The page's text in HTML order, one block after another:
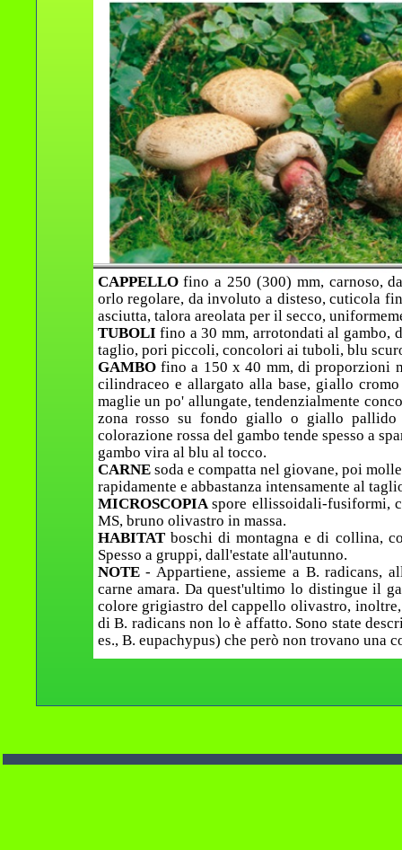
CAPPELLOfino a 250 (300) mm, carnoso,
orlo regolare, da involuto a disteso, cuticola
asciutta, talora areolata per il secco,
TUBOLIfino a 30 mm, arrotondati al
taglio, pori piccoli, concolori ai tuboli, blu
GAMBO fino a 150 x 40 mm, di proporzioni
cilindraceo e allargato alla base, giallo
maglie un po' allungate, tendenzialmente
zona rosso su fondo giallo o giallo pallido
colorazione rossa del gambo tende spesso a
gambo vira al blu al tocco.
CARNE soda e compatta nel giovane, poi
rapidamente e abbastanza intensamente al
MICROSCOPIAspore ellissoidali-fusiformi,
MS, bruno olivastro in massa.
HABITAT boschi di montagna e di collina,
Spesso a gruppi, dall'estate all'autunno.
NOTE- Appartiene, assieme a B. radicans,
carne amara. Da quest'ultimo lo distingue il
colore grigiastro del cappello olivastro,
di B. radicans non lo è affatto. Sono state
es., B. eupachypus) che però non trovano una